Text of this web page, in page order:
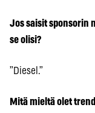
Jos saisit sponsorin
se olisi?
”Diesel.”
Mitä mieltä olet